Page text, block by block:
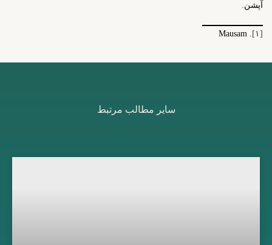
آپشن.
[۱] . Mausam
سایر مطالب مرتبط